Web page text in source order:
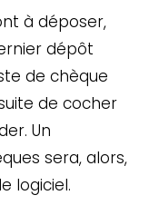
à déposer,
dépôt
de chèque
de cocher
Un
sera, alors,
logiciel.